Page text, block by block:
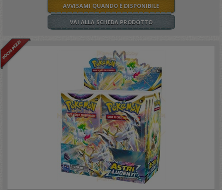
AVVISAMI QUANDO È DISPONIBILE
VAI ALLA SCHEDA PRODOTTO